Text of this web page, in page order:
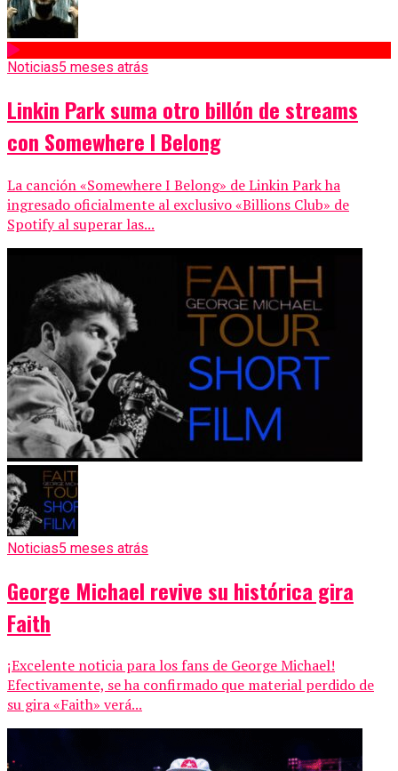
Noticias5 meses atrás
Linkin Park suma otro billón de streams
con Somewhere I Belong
La canción «Somewhere I Belong» de Linkin Park ha
ingresado oficialmente al exclusivo «Billions Club» de
Spotify al superar las...
Noticias5 meses atrás
George Michael revive su histórica gira
Faith
¡Excelente noticia para los fans de George Michael!
Efectivamente, se ha confirmado que material perdido de
su gira «Faith» verá...